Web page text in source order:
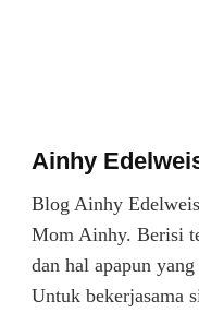
Ainhy
Blog Ainhy
Mom Ainhy. Berisi
dan hal apapun
Untuk bekerjasama